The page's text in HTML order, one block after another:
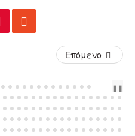
Επόμενο
PREVNEXT
❚❚